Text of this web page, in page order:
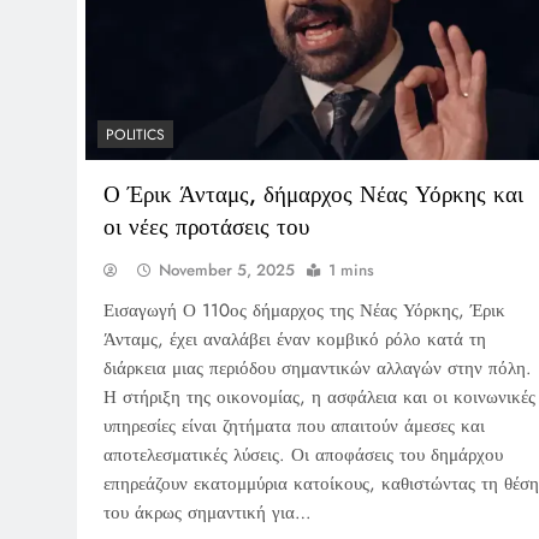
POLITICS
Ο Έρικ Άνταμς, δήμαρχος Νέας Υόρκης και
οι νέες προτάσεις του
November 5, 2025 1 mins
Εισαγωγή Ο 110ος δήμαρχος της Νέας Υόρκης, Έρικ
Άνταμς, έχει αναλάβει έναν κομβικό ρόλο κατά τη
διάρκεια μιας περιόδου σημαντικών αλλαγών στην πόλη.
Η στήριξη της οικονομίας, η ασφάλεια και οι κοινωνικές
υπηρεσίες είναι ζητήματα που απαιτούν άμεσες και
αποτελεσματικές λύσεις. Οι αποφάσεις του δημάρχου
επηρεάζουν εκατομμύρια κατοίκους, καθιστώντας τη θέση
του άκρως σημαντική για…